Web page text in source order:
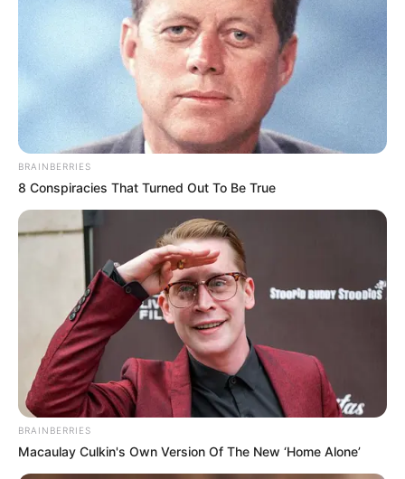
BRAINBERRIES
8 Conspiracies That Turned Out To Be True
BRAINBERRIES
Macaulay Culkin's Own Version Of The New ‘Home Alone’